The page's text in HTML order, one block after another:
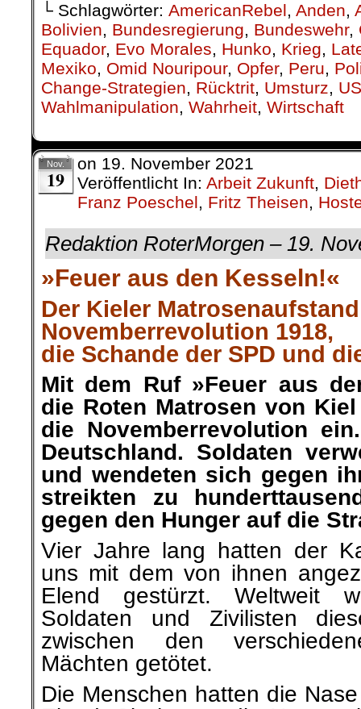
└ Schlagwörter: AmericanRebel, Anden,
Bolivien, Bundesregierung, Bundeswehr,
Equador, Evo Morales, Hunko, Krieg,
Mexiko, Omid Nouripour, Opfer, Peru,
Change-Strategien, Rücktrit, Umsturz,
Wahlmanipulation, Wahrheit, Wirtschaft
Nov.
19
on 19. November 2021
Veröffentlicht In: Arbeit Zukunft,
Franz Poeschel, Fritz Theisen,
Redaktion RoterMorgen – 19.
»Feuer aus den Kesseln!«
Der Kieler
Novemberrevolution 1918,
die Schande der SPD und
Mit dem Ruf »Feuer aus
die Roten Matrosen von
die Novemberrevolution
Deutschland. Soldaten
und wendeten sich gegen
streikten zu
gegen den Hunger auf die
Vier Jahre lang hatten der
uns mit dem von ihnen
Elend gestürzt. Weltweit
Soldaten und Zivilisten
zwischen den
Mächten getötet.
Die Menschen hatten die